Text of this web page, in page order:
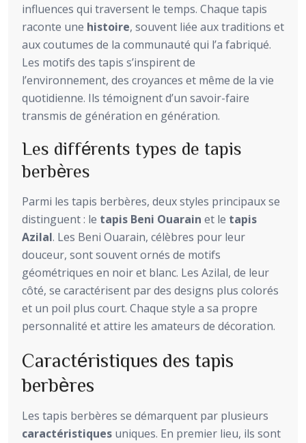
influences qui traversent le temps. Chaque tapis
raconte une histoire, souvent liée aux traditions et
aux coutumes de la communauté qui l’a fabriqué.
Les motifs des tapis s’inspirent de
l’environnement, des croyances et même de la vie
quotidienne. Ils témoignent d’un savoir-faire
transmis de génération en génération.
Les différents types de tapis
berbères
Parmi les tapis berbères, deux styles principaux se
distinguent : le tapis Beni Ouarain et le tapis
Azilal. Les Beni Ouarain, célèbres pour leur
douceur, sont souvent ornés de motifs
géométriques en noir et blanc. Les Azilal, de leur
côté, se caractérisent par des designs plus colorés
et un poil plus court. Chaque style a sa propre
personnalité et attire les amateurs de décoration.
Caractéristiques des tapis
berbères
Les tapis berbères se démarquent par plusieurs
caractéristiques uniques. En premier lieu, ils sont